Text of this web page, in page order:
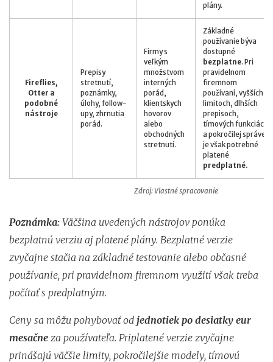
Zdroj: Vlastné spracovanie
plány.
Fireflies,
Otter a
podobné
nástroje
Prepisy
stretnutí,
poznámky,
úlohy, follow-
upy, zhrnutia
porád.
Firmy s
veľkým
množstvom
interných
porád,
klientskych
hovorov
alebo
obchodných
stretnutí.
Základné
používanie býva
dostupné
bezplatne. Pri
pravidelnom
firemnom
používaní, vyšších
limitoch, dlhších
prepisoch,
tímových funkciách
a pokročilej správe
je však potrebné
platené
predplatné.
Poznámka: Väčšina uvedených nástrojov ponúka
bezplatnú verziu aj platené plány. Bezplatné verzie
zvyčajne stačia na základné testovanie alebo občasné
používanie, pri pravidelnom firemnom využití však treba
počítať s predplatným.
Ceny sa môžu pohybovať od jednotiek po desiatky eur
mesačne za používateľa. Priplatené verzie zvyčajne
prinášajú väčšie limity, pokročilejšie modely, tímovú